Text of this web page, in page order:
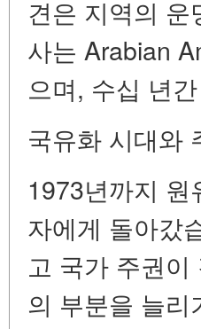
견은 지역의
사는 Arabian
으며, 수십 년
국유화 시대와
1973년까지
자에게 돌아갔
고 국가 주권
의 부분을 늘